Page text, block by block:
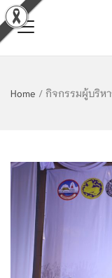
Home / กิจกรรมผู้บริห